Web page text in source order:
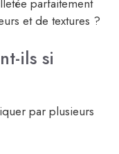
parfaitement
et de textures ?
ils si
par plusieurs